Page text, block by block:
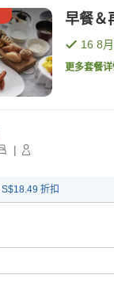
早餐＆
16 8月
更多套餐
|
S$18.49 折扣